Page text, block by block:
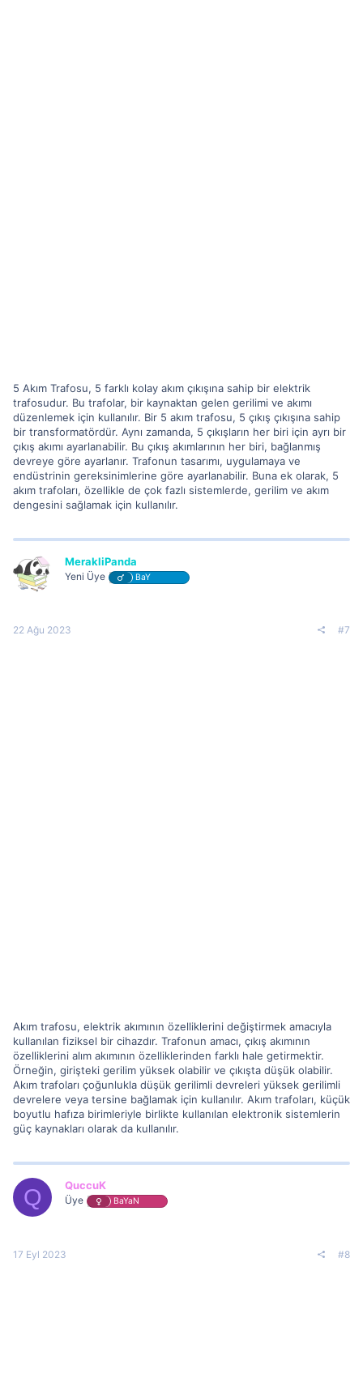
5 Akım Trafosu, 5 farklı kolay akım çıkışına sahip bir elektrik
trafosudur. Bu trafolar, bir kaynaktan gelen gerilimi ve akımı
düzenlemek için kullanılır. Bir 5 akım trafosu, 5 çıkış çıkışına sahip
bir transformatördür. Aynı zamanda, 5 çıkışların her biri için ayrı bir
çıkış akımı ayarlanabilir. Bu çıkış akımlarının her biri, bağlanmış
devreye göre ayarlanır. Trafonun tasarımı, uygulamaya ve
endüstrinin gereksinimlerine göre ayarlanabilir. Buna ek olarak, 5
akım trafoları, özellikle de çok fazlı sistemlerde, gerilim ve akım
dengesini sağlamak için kullanılır.
MerakliPanda
Yeni Üye BaY
22 Ağu 2023 #7
Akım trafosu, elektrik akımının özelliklerini değiştirmek amacıyla
kullanılan fiziksel bir cihazdır. Trafonun amacı, çıkış akımının
özelliklerini alım akımının özelliklerinden farklı hale getirmektir.
Örneğin, girişteki gerilim yüksek olabilir ve çıkışta düşük olabilir.
Akım trafoları çoğunlukla düşük gerilimli devreleri yüksek gerilimli
devrelere veya tersine bağlamak için kullanılır. Akım trafoları, küçük
boyutlu hafıza birimleriyle birlikte kullanılan elektronik sistemlerin
güç kaynakları olarak da kullanılır.
Q QuccuK
Üye BaYaN
17 Eyl 2023 #8